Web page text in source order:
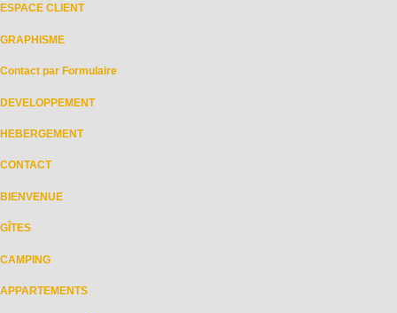
ESPACE CLIENT
GRAPHISME
Contact par Formulaire
DEVELOPPEMENT
HEBERGEMENT
CONTACT
BIENVENUE
GÎTES
CAMPING
APPARTEMENTS